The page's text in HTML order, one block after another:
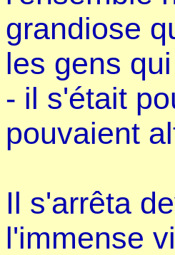
grandiose
les gens
- il s'était
pouvaient
Il s'arrêta
l'immense